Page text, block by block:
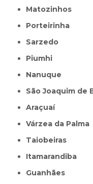
Matozinhos
Porteirinha
Sarzedo
Piumhi
Nanuque
São Joaquim de
Araçuaí
Várzea da Palma
Taiobeiras
Itamarandiba
Guanhães